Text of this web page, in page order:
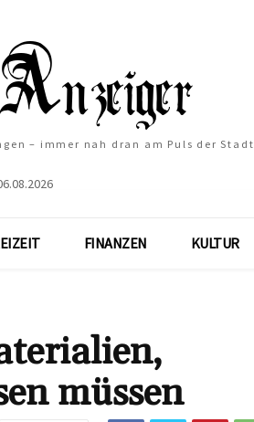
– immer nah dran am Puls der Stadt
FINANZEN KULTUR
müssen